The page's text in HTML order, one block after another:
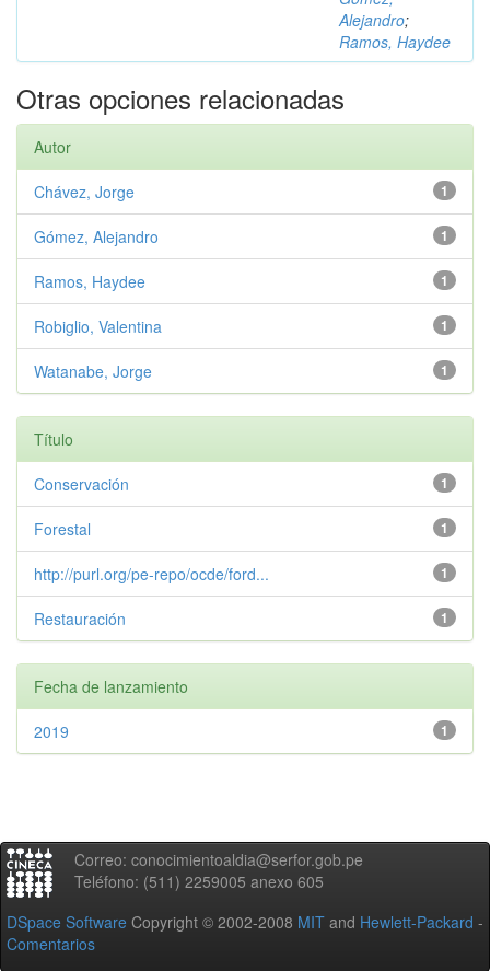
Alejandro;
Ramos, Haydee
Otras opciones relacionadas
Autor
1
Chávez, Jorge
1
Gómez, Alejandro
1
Ramos, Haydee
1
Robiglio, Valentina
1
Watanabe, Jorge
Título
1
Conservación
1
Forestal
1
http://purl.org/pe-repo/ocde/ford...
1
Restauración
Fecha de lanzamiento
1
2019
Correo: conocimientoaldia@serfor.gob.pe
Teléfono: (511) 2259005 anexo 605
DSpace Software Copyright © 2002-2008 MIT and Hewlett-Packard -
Comentarios